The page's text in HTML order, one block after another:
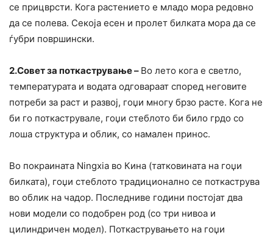
се прицврсти. Кога растението е младо мора редовно
да се полева. Секоја есен и пролет билката мора да се
ѓубри површински.
2.Совет за поткастрување – Во лето кога е светло,
температурата и водата одговараат според неговите
потреби за раст и развој, гоџи многу брзо расте. Кога не
би го поткаструвале, гоџи стеблото би било грдо со
лоша структура и облик, со намален принос.
Во покраината Ningxia во Кина (татковината на гоџи
билката), гоџи стеблото традиционално се поткаструва
во облик на чадор. Последниве години постојат два
нови модели со подобрен род (со три нивоа и
цилиндричен модел). Поткаструвањето на гоџи